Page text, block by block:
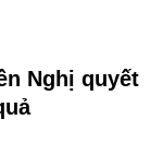
Nghị quyết